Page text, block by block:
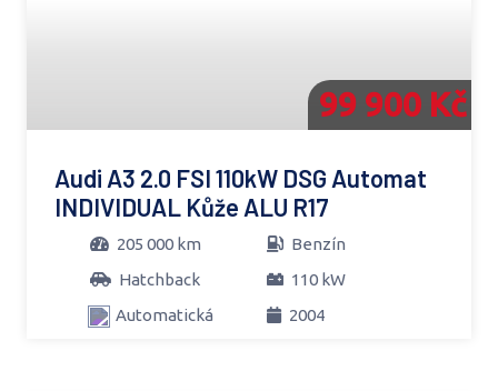
99 900 Kč
Audi A3 2.0 FSI 110kW DSG Automat
INDIVIDUAL Kůže ALU R17
205 000 km
Benzín
Hatchback
110 kW
Automatická
2004